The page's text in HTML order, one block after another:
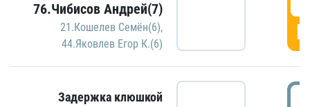
76.Чибисов Андрей(7)
21.Кошелев Семён(6),
44.Яковлев Егор К.(6)
Задержка клюшкой